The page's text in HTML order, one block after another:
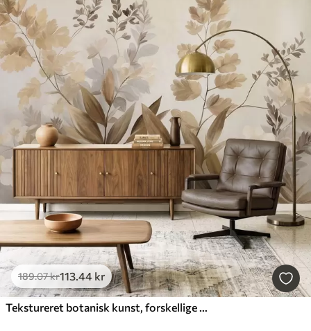
189.07kr113.44 kr
Tekstureret botanisk kunst, forskellige planter og blade i brune og beige nuancer